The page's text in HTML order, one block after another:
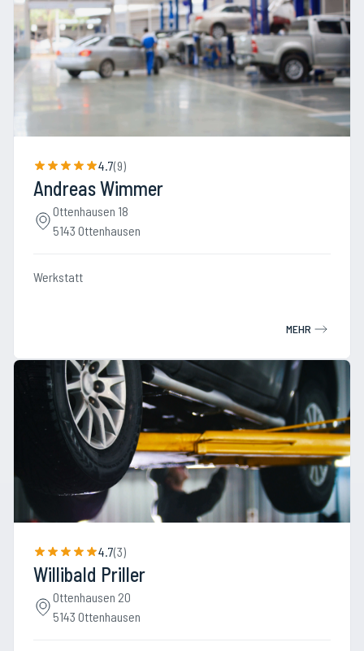
4.7(9)
Andreas Wimmer
Ottenhausen 18
5143 Ottenhausen
Werkstatt
MEHR
4.7(3)
Willibald Priller
Ottenhausen 20
5143 Ottenhausen